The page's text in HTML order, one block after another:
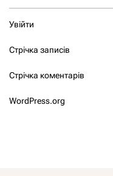
Увійти
Стрічка записів
Стрічка коментарів
WordPress.org